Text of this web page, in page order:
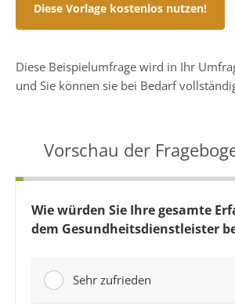
Diese Vorlage kostenlos nutzen!
Diese Beispielumfrage wird in Ihr
und Sie können sie bei Bedarf
Vorschau der